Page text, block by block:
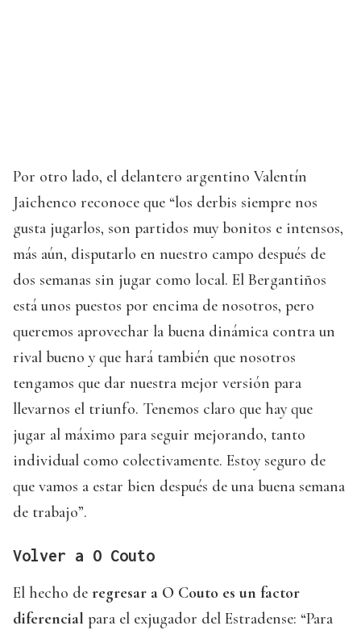
Por otro lado, el delantero argentino Valentín
Jaichenco reconoce que “los derbis siempre nos
gusta jugarlos, son partidos muy bonitos e intensos,
más aún, disputarlo en nuestro campo después de
dos semanas sin jugar como local. El Bergantiños
está unos puestos por encima de nosotros, pero
queremos aprovechar la buena dinámica contra un
rival bueno y que hará también que nosotros
tengamos que dar nuestra mejor versión para
llevarnos el triunfo. Tenemos claro que hay que
jugar al máximo para seguir mejorando, tanto
individual como colectivamente. Estoy seguro de
que vamos a estar bien después de una buena semana
de trabajo”.
Volver a O Couto
El hecho de regresar a O Couto es un factor
diferencial para el exjugador del Estradense: “Para